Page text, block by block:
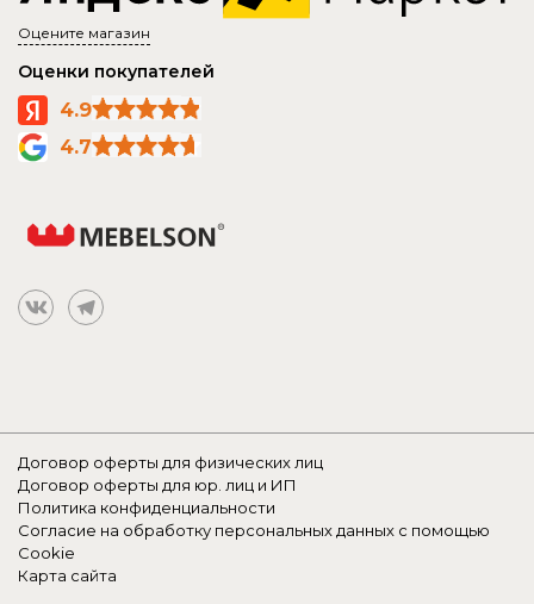
Оцените магазин
Оценки покупателей
4.9
4.7
Договор оферты для физических лиц
Договор оферты для юр. лиц и ИП
Политика конфиденциальности
Согласие на обработку персональных данных с помощью
Cookie
Карта сайта